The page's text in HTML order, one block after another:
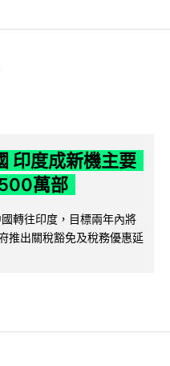
印度成新機主要
萬部
轉往印度，目標兩年內將
推出關稅豁免及稅務優惠延